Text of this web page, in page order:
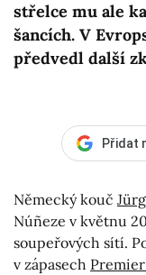
střelce mu ale
šancích. V
předvedl další
Přidat
Německý kouč
Núñeze v květnu
soupeřových sítí.
v zápasech